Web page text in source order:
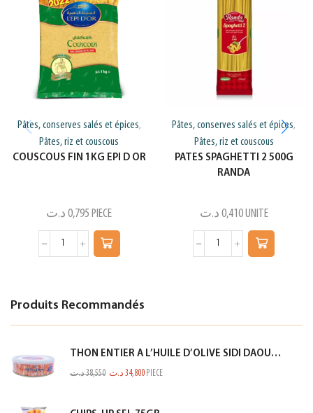
Pâtes, conserves salés et épices,
Pâtes, riz et couscous
COUSCOUS FIN 1KG EPI D OR
0,795 د.ت PIECE
Pâtes, conserves salés et épices,
Pâtes, riz et couscous
PATES SPAGHETTI 2 500G
RANDA
0,410 د.ت UNITE
Produits Recommandés
THON ENTIER A L’HUILE D’OLIVE SIDI DAOUD 950G
38,550د.ت 34,800 د.ت PIECE